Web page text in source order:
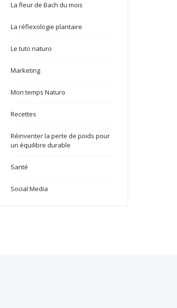
La fleur de Bach du mois
La réflexologie plantaire
Le tuto naturo
Marketing
Mon temps Naturo
Recettes
Réinventer la perte de poids pour
un équilibre durable
Santé
Social Media